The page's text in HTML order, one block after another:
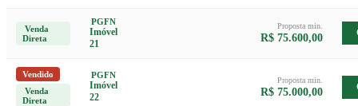
Venda
Direta
PGFN
Imóvel
21
Proposta min.
R$ 75.600,00
Vendido
Venda
Direta
PGFN
Imóvel
22
Proposta min.
R$ 75.000,00